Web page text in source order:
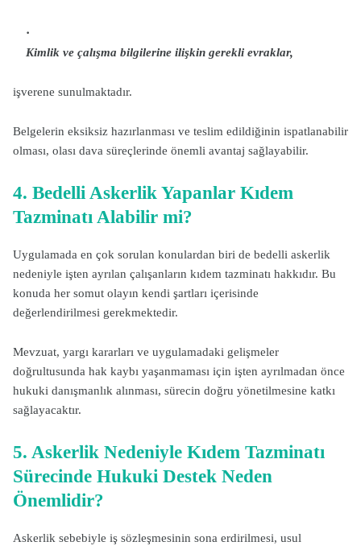
Kimlik ve çalışma bilgilerine ilişkin gerekli evraklar,
işverene sunulmaktadır.
Belgelerin eksiksiz hazırlanması ve teslim edildiğinin ispatlanabilir
olması, olası dava süreçlerinde önemli avantaj sağlayabilir.
4. Bedelli Askerlik Yapanlar Kıdem
Tazminatı Alabilir mi?
Uygulamada en çok sorulan konulardan biri de bedelli askerlik
nedeniyle işten ayrılan çalışanların kıdem tazminatı hakkıdır. Bu
konuda her somut olayın kendi şartları içerisinde
değerlendirilmesi gerekmektedir.
Mevzuat, yargı kararları ve uygulamadaki gelişmeler
doğrultusunda hak kaybı yaşanmaması için işten ayrılmadan önce
hukuki danışmanlık alınması, sürecin doğru yönetilmesine katkı
sağlayacaktır.
5. Askerlik Nedeniyle Kıdem Tazminatı
Sürecinde Hukuki Destek Neden
Önemlidir?
Askerlik sebebiyle iş sözleşmesinin sona erdirilmesi, usul